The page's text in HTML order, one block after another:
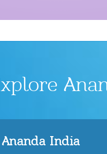
Ananda India